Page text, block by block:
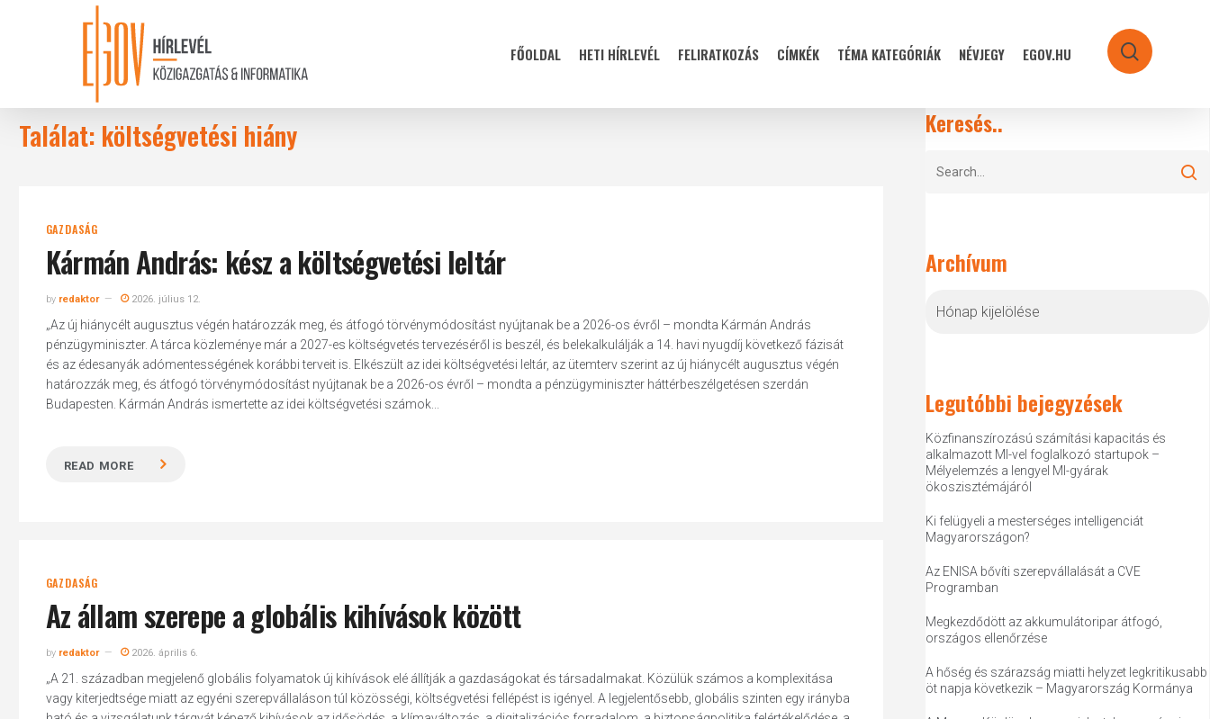
FŐOLDAL HETI HÍRLEVÉL FELIRATKOZÁS CÍMKÉK TÉMA KATEGÓRIÁK NÉVJEGY EGOV.HU search
Találat: költségvetési hiány
GAZDASÁG
Kármán András: kész a költségvetési leltár
by redaktor 2026. július 12.
„Az új hiánycélt augusztus végén határozzák meg, és átfogó törvénymódosítást nyújtanak be a 2026-os évről – mondta Kármán András
pénzügyminiszter. A tárca közleménye már a 2027-es költségvetés tervezéséről is beszél, és belekalkulálják a 14. havi nyugdíj következő fázisát
és az édesanyák adómentességének korábbi terveit is. Elkészült az idei költségvetési leltár, az ütemterv szerint az új hiánycélt augusztus végén
határozzák meg, és átfogó törvénymódosítást nyújtanak be a 2026-os évről – mondta a pénzügyminiszter háttérbeszélgetésen szerdán
Budapesten. Kármán András ismertette az idei költségvetési számok...
READ MORE
GAZDASÁG
Az állam szerepe a globális kihívások között
by redaktor 2026. április 6.
„A 21. században megjelenő globális folyamatok új kihívások elé állítják a gazdaságokat és társadalmakat. Közülük számos a komplexitása
vagy kiterjedtsége miatt az egyéni szerepvállaláson túl közösségi, költségvetési fellépést is igényel. A legjelentősebb, globális szinten egy irányba
Keresés..
Archívum
Legutóbbi bejegyzések
Közfinanszírozású számítási kapacitás és
alkalmazott MI-vel foglalkozó startupok –
Mélyelemzés a lengyel MI-gyárak
ökoszisztémájáról
Ki felügyeli a mesterséges intelligenciát
Magyarországon?
Az ENISA bővíti szerepvállalását a CVE
Programban
Megkezdődött az akkumulátoripar átfogó,
országos ellenőrzése
A hőség és szárazság miatti helyzet legkritikusabb
öt napja következik – Magyarország Kormánya